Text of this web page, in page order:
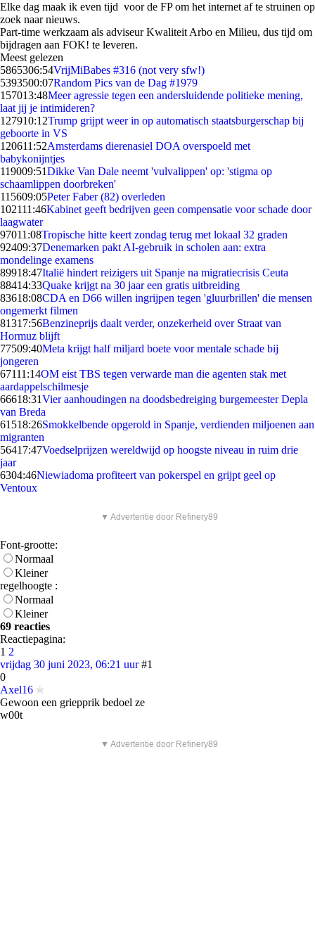
Elke dag maak ik even tijd voor de FP om het internet af te struinen op
zoek naar nieuws.
Part-time werkzaam als adviseur Kwaliteit Arbo en Milieu, dus tijd om
bijdragen aan FOK! te leveren.
Meest gelezen
5865306:54VrijMiBabes #316 (not very sfw!)
5393500:07Random Pics van de Dag #1979
157013:48Meer agressie tegen een andersluidende politieke mening,
laat jij je intimideren?
127910:12Trump grijpt weer in op automatisch staatsburgerschap bij
geboorte in VS
120611:52Amsterdams dierenasiel DOA overspoeld met
babykonijntjes
119009:51Dikke Van Dale neemt 'vulvalippen' op: 'stigma op
schaamlippen doorbreken'
115609:05Peter Faber (82) overleden
102111:46Kabinet geeft bedrijven geen compensatie voor schade door
laagwater
97011:08Tropische hitte keert zondag terug met lokaal 32 graden
92409:37Denemarken pakt AI-gebruik in scholen aan: extra
mondelinge examens
89918:47Italië hindert reizigers uit Spanje na migratiecrisis Ceuta
88414:33Quake krijgt na 30 jaar een gratis uitbreiding
83618:08CDA en D66 willen ingrijpen tegen 'gluurbrillen' die mensen
ongemerkt filmen
81317:56Benzineprijs daalt verder, onzekerheid over Straat van
Hormuz blijft
77509:40Meta krijgt half miljard boete voor mentale schade bij
jongeren
67111:14OM eist TBS tegen verwarde man die agenten stak met
aardappelschilmesje
66618:31Vier aanhoudingen na doodsbedreiging burgemeester Depla
van Breda
61518:26Smokkelbende opgerold in Spanje, verdienden miljoenen aan
migranten
56417:47Voedselprijzen wereldwijd op hoogste niveau in ruim drie
jaar
6304:46Niewiadoma profiteert van pokerspel en grijpt geel op
Ventoux
▼ Advertentie door Refinery89
Font-grootte:
Normaal
Kleiner
regelhoogte :
Normaal
Kleiner
69 reacties
Reactiepagina:
1 2
vrijdag 30 juni 2023, 06:21 uur #1
0
Axel16
Gewoon een griepprik bedoel ze
w00t
▼ Advertentie door Refinery89